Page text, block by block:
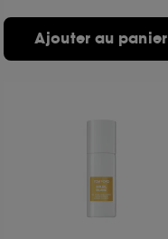
Ajouter au panier